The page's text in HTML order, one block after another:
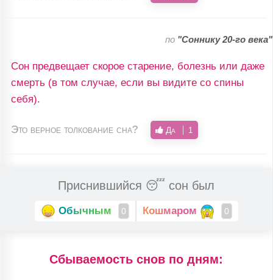
по "Соннику 20-го века"
Сон предвещает скорое старение, болезнь или даже
смерть (в том случае, если вы видите со спины
себя).
Это верное толкование сна? Да 1
Приснившийся 😴 сон был
Обычным 0 Кошмаром 0
Cбываемость снов по дням: